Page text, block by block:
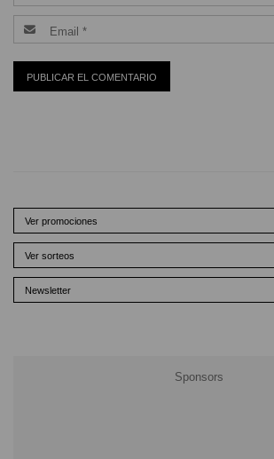
Ver promociones
Ver sorteos
Newsletter